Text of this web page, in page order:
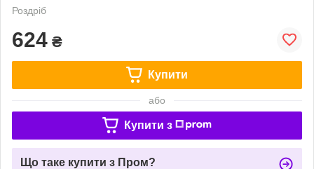
Роздріб
624 ₴
Купити
або
Купити з
Що таке купити з Пром?